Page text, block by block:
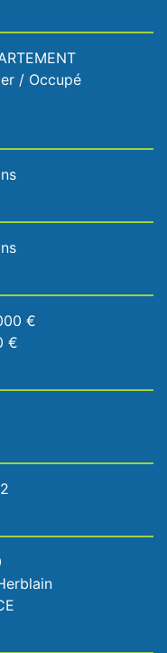
/ Occupé
€
€